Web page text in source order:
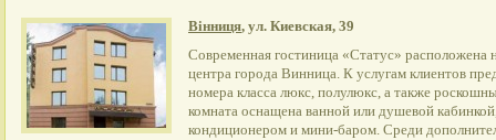
Вінниця, ул. Киевская, 39
Современная гостиница «Статус» расположена
центра города Винница. К услугам клиентов
номера класса люкс, полулюкс, а также
комната оснащена ванной или душевой
кондиционером и мини-баром. Среди